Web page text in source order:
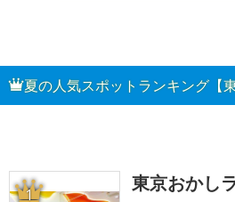
夏の人気スポットランキング【
1 東京おかし